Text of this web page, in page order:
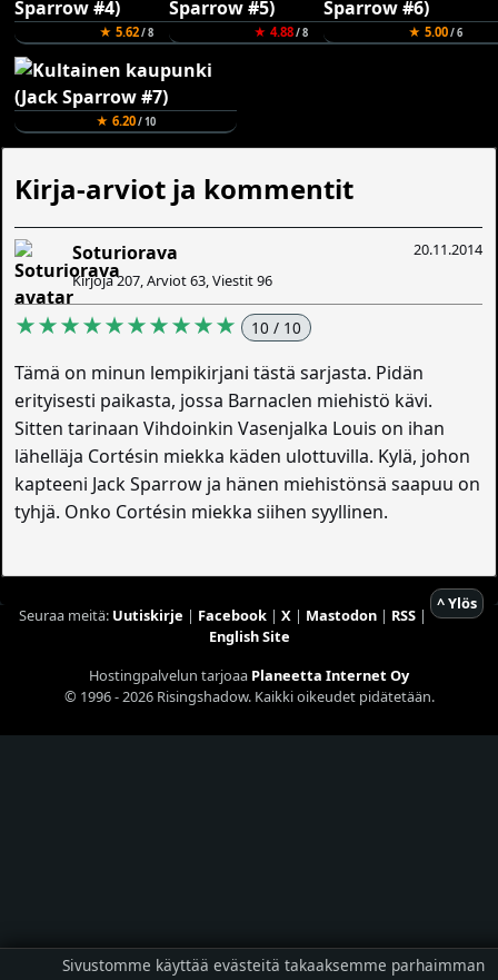
★ 5.62/ 8 ★ 4.88/ 8 ★ 5.00/ 6
★ 6.20/ 10
Kirja-arviot ja kommentit
20.11.2014
Soturiorava
Kirjoja 207, Arviot 63, Viestit 96
★★★★★★★★★★ 10 / 10
Tämä on minun lempikirjani tästä sarjasta. Pidän
erityisesti paikasta, jossa Barnaclen miehistö kävi.
Sitten tarinaan Vihdoinkin Vasenjalka Louis on ihan
lähelläja Cortésin miekka käden ulottuvilla. Kylä, johon
kapteeni Jack Sparrow ja hänen miehistönsä saapuu on
tyhjä. Onko Cortésin miekka siihen syyllinen.
^ Ylös
Seuraa meitä: Uutiskirje | Facebook| X| Mastodon| RSS|
English Site
Hostingpalvelun tarjoaa Planeetta Internet Oy
© 1996 - 2026 Risingshadow. Kaikki oikeudet pidätetään.
Sivustomme käyttää evästeitä takaaksemme parhaimman